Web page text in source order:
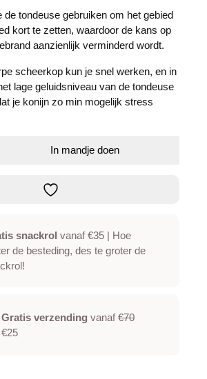
de tondeuse gebruiken om het gebied
kort te zetten, waardoor de kans op
aanzienlijk verminderd wordt.
scheerkop kun je snel werken, en in
lage geluidsniveau van de tondeuse
je konijn zo min mogelijk stress
In mandje doen
snackrol vanaf €35 | Hoe
de besteding, des te groter de
Gratis verzending vanaf€70
€25